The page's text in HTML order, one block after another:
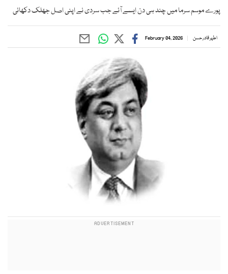
پورے موسم سرما میں چند ہی دن ایسے آئے جب سردی نے اپنی اصل جھلک دکھائی
اطہر قادر حسن February 04, 2026